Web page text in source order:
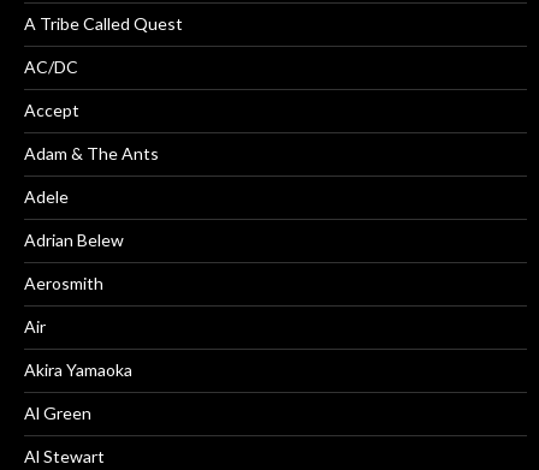
A Tribe Called Quest
AC/DC
Accept
Adam & The Ants
Adele
Adrian Belew
Aerosmith
Air
Akira Yamaoka
Al Green
Al Stewart